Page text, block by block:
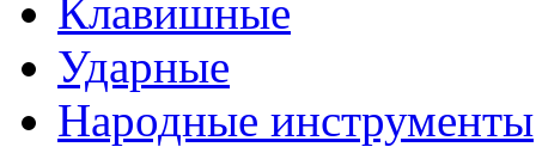
Клавишные
Ударные
Народные инструменты